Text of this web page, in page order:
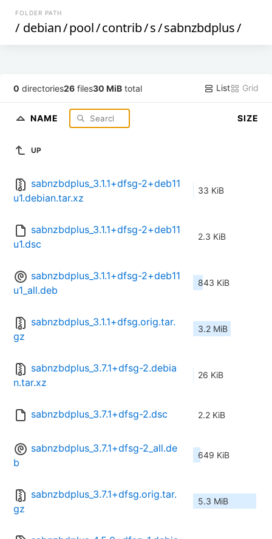
FOLDER PATH
/ debian/pool/contrib/s/sabnzbdplus/
0 directories26 files30 MiB total List Grid
NAME SIZE
UP
sabnzbdplus_3.1.1+dfsg-2+deb11
u1.debian.tar.xz
33 KiB
sabnzbdplus_3.1.1+dfsg-2+deb11
u1.dsc
2.3 KiB
sabnzbdplus_3.1.1+dfsg-2+deb11
u1_all.deb
843 KiB
sabnzbdplus_3.1.1+dfsg.orig.tar.
gz
3.2 MiB
sabnzbdplus_3.7.1+dfsg-2.debia
n.tar.xz
26 KiB
sabnzbdplus_3.7.1+dfsg-2.dsc 2.2 KiB
sabnzbdplus_3.7.1+dfsg-2_all.de
b
649 KiB
sabnzbdplus_3.7.1+dfsg.orig.tar.
gz
5.3 MiB